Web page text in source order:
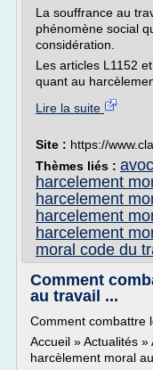
La souffrance au
phénomène social
considération.
Les articles L1152
quant au
Lire la suite
Site : https://
Thèmes liés :
harcelement
harcelement
harcelement
harcelement
moral code du
Comment
au travail ...
Comment combattre
Accueil » Actualités
harcèlement moral